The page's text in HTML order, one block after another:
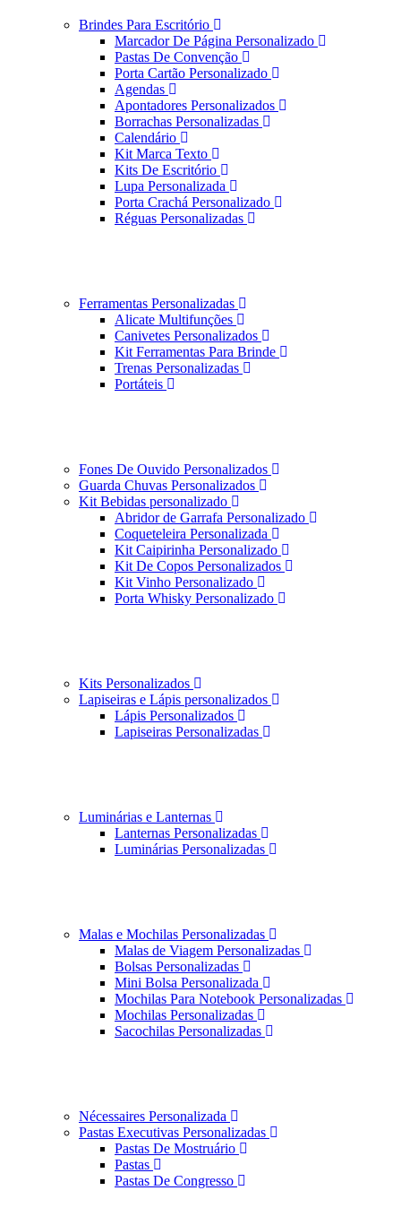
Brindes Para Escritório
Marcador De Página Personalizado
Pastas De Convenção
Porta Cartão Personalizado
Agendas
Apontadores Personalizados
Borrachas Personalizadas
Calendário
Kit Marca Texto
Kits De Escritório
Lupa Personalizada
Porta Crachá Personalizado
Réguas Personalizadas
Ferramentas Personalizadas
Alicate Multifunções
Canivetes Personalizados
Kit Ferramentas Para Brinde
Trenas Personalizadas
Portáteis
Fones De Ouvido Personalizados
Guarda Chuvas Personalizados
Kit Bebidas personalizado
Abridor de Garrafa Personalizado
Coqueteleira Personalizada
Kit Caipirinha Personalizado
Kit De Copos Personalizados
Kit Vinho Personalizado
Porta Whisky Personalizado
Kits Personalizados
Lapiseiras e Lápis personalizados
Lápis Personalizados
Lapiseiras Personalizadas
Luminárias e Lanternas
Lanternas Personalizadas
Luminárias Personalizadas
Malas e Mochilas Personalizadas
Malas de Viagem Personalizadas
Bolsas Personalizadas
Mini Bolsa Personalizada
Mochilas Para Notebook Personalizadas
Mochilas Personalizadas
Sacochilas Personalizadas
Nécessaires Personalizada
Pastas Executivas Personalizadas
Pastas De Mostruário
Pastas
Pastas De Congresso